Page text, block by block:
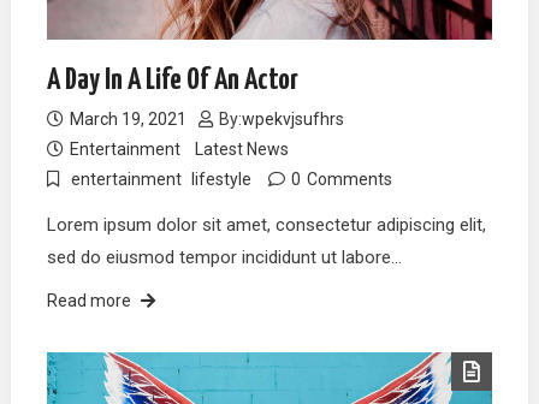
A Day In A Life Of An Actor
March 19, 2021 By:wpekvjsufhrs
Entertainment
Latest News
entertainment
lifestyle 0 Comments
Lorem ipsum dolor sit amet, consectetur adipiscing elit,
sed do eiusmod tempor incididunt ut labore…
Read more